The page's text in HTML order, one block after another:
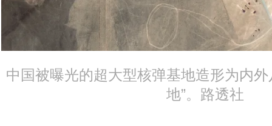
中国被曝光的超大型核弹基地造形为内
地”。路透社